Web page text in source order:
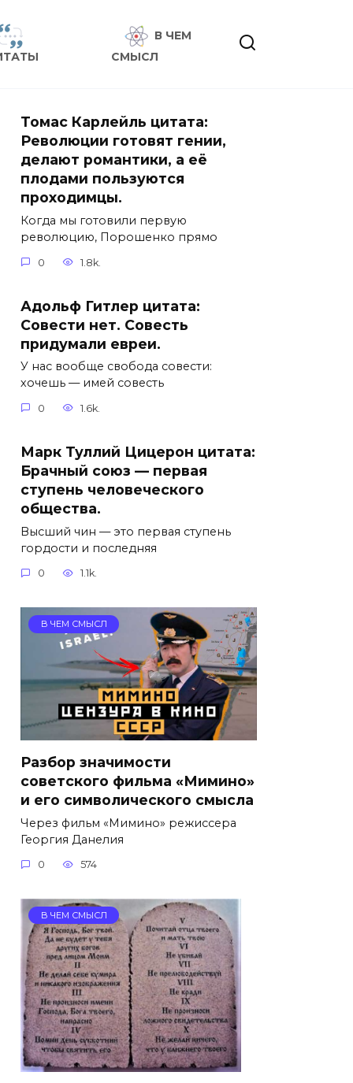
В ЧЕМ
СМЫСЛ
Томас Карлейль цитата:
Революции готовят гении,
делают романтики, а её
плодами пользуются
проходимцы.
Когда мы готовили первую
революцию, Порошенко прямо
0 1.8k.
Адольф Гитлер цитата:
Совести нет. Совесть
придумали евреи.
У нас вообще свобода совести:
хочешь — имей совесть
0 1.6k.
Марк Туллий Цицерон цитата:
Брачный союз — первая
ступень человеческого
общества.
Высший чин — это первая ступень
гордости и последняя
0 1.1k.
В ЧЕМ СМЫСЛ
Разбор значимости
советского фильма «Мимино»
и его символического смысла
Через фильм «Мимино» режиссера
Георгия Данелия
0 574
В ЧЕМ СМЫСЛ